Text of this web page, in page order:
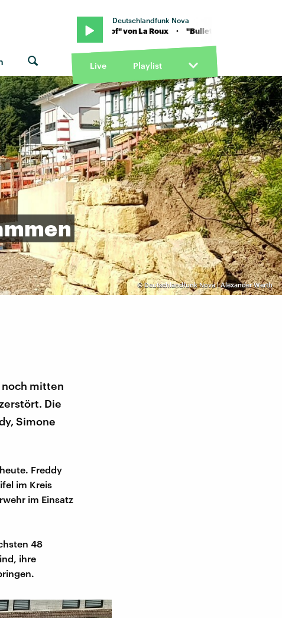
Deutschlandfunk Nova
von La Roux · "Bulletproof" von La Roux
Live Playlist
©Deutschlandfunk Nova | Alexander Werth
noch mitten
Die
Simone
Freddy
im Kreis
im Einsatz
48
ihre